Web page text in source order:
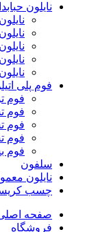
نایلون
فوم پلی
فوم
فوم
فوم
فوم
فوم
سلفون
نایلون
چسب
صفحه
فروشگاه